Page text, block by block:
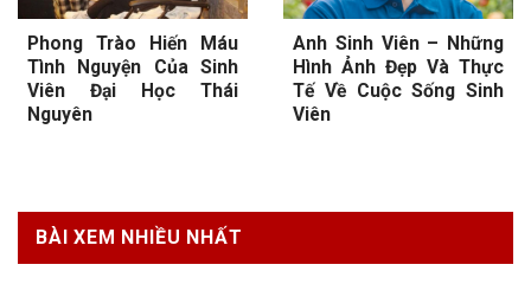
Phong Trào Hiến Máu
Tình Nguyện Của Sinh
Viên Đại Học Thái
Nguyên
Anh Sinh Viên – Những
Hình Ảnh Đẹp Và Thực
Tế Về Cuộc Sống Sinh
Viên
BÀI XEM NHIỀU NHẤT